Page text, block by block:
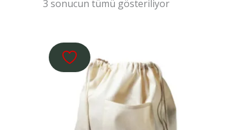
3 sonucun tümü gösteriliyor